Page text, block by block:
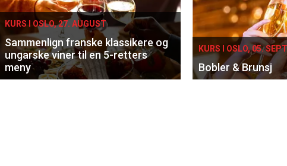
KURS I OSLO, 27. AUGUST
Sammenlign franske klassikere og
ungarske viner til en 5-retters
meny
KURS I OSLO, 05.
Bobler & Brunsj